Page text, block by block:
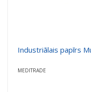
Industriālais papīrs
MEDITRADE